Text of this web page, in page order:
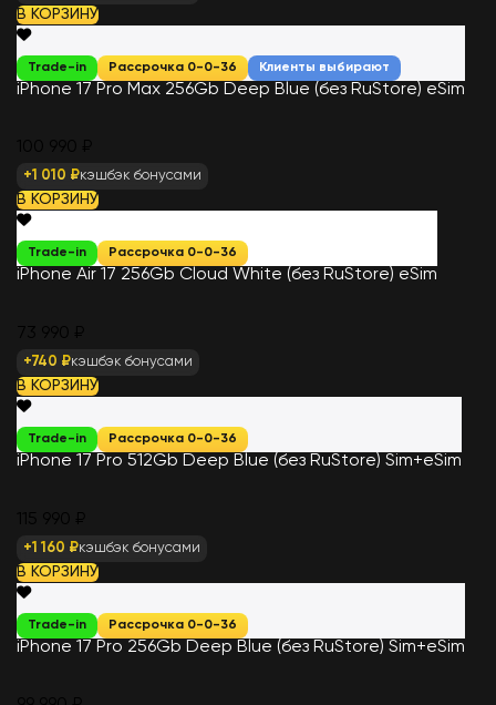
В КОРЗИНУ
Trade-in Рассрочка 0-0-36 Клиенты выбирают
iPhone 17 Pro Max 256Gb Deep Blue (без RuStore) eSim
+1 010 ₽кэшбэк бонусами
В КОРЗИНУ
Trade-in Рассрочка 0-0-36
iPhone Air 17 256Gb Cloud White (без RuStore) eSim
+740 ₽кэшбэк бонусами
В КОРЗИНУ
Trade-in Рассрочка 0-0-36
iPhone 17 Pro 512Gb Deep Blue (без RuStore) Sim+eSim
+1 160 ₽кэшбэк бонусами
В КОРЗИНУ
Trade-in Рассрочка 0-0-36
iPhone 17 Pro 256Gb Deep Blue (без RuStore) Sim+eSim